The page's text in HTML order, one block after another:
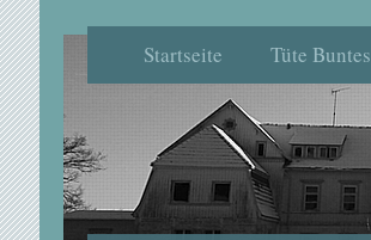
Startseite Tüte Buntes